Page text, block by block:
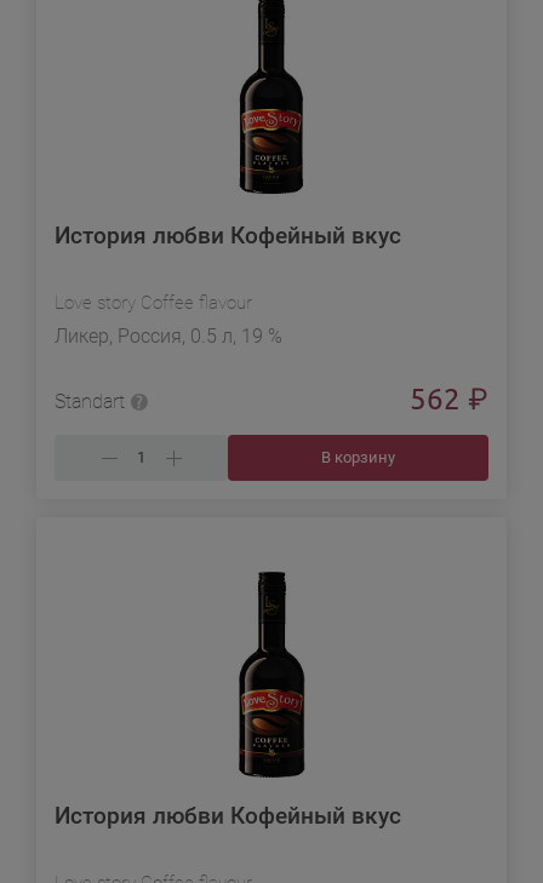
История любви Кофейный вкус
Love story Coffee flavour
Ликер, Россия, 0.5 л, 19 %
Standart 562 ₽
В корзину
История любви Кофейный вкус